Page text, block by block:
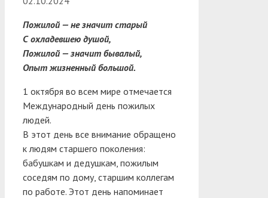
Пожилой — не значит старый
С охладевшею душой,
Пожилой — значит бывалый,
Опыт жизненный большой.
1 октября во всем мире отмечается
Международный день пожилых
людей.
В этот день все внимание обращено
к людям старшего поколения:
бабушкам и дедушкам, пожилым
соседям по дому, старшим коллегам
по работе. Этот день напоминает